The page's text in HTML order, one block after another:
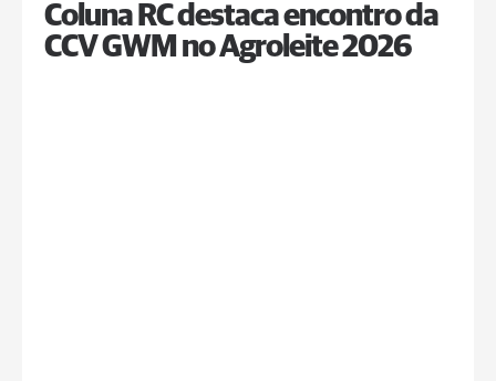
Coluna RC destaca encontro da
CCV GWM no Agroleite 2026